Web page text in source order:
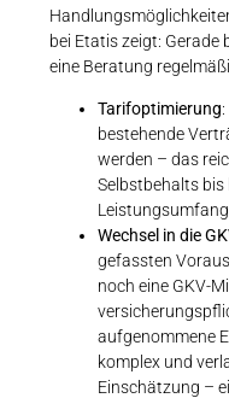
bei Etatis zeigt: Gerade
eine Beratung
Tarifoptimierung
bestehende
werden – das
Selbstbehalts bis
Leistungsumfang.
Wechsel in die
gefassten
noch eine GKV-
aufgenommene
komplex und
Einschätzung –